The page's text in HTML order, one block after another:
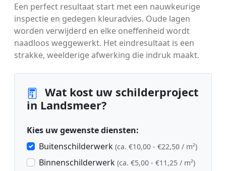
Een perfect resultaat start met een nauwkeurige
inspectie en gedegen kleuradvies. Oude lagen
worden verwijderd en elke oneffenheid wordt
naadloos weggewerkt. Het eindresultaat is een
strakke, weelderige afwerking die indruk maakt.
Wat kost uw schilderproject
in Landsmeer?
Kies uw gewenste diensten:
Buitenschilderwerk (ca. €10,00 - €22,50 / m²)
Binnenschilderwerk (ca. €5,00 - €11,25 / m²)